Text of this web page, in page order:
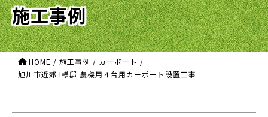
施工事例
HOME / 施工事例 / カーポート /
旭川市近郊 I様邸 農機用４台用カーポート設置工事